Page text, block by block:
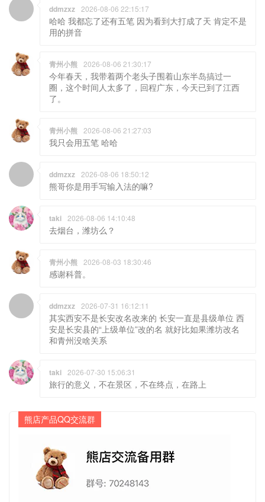
ddmzxz 2026-08-06 22:15:17
哈哈 我都忘了还有五笔 因为看到大打成了天 肯定不是
用的拼音
青州小熊 2026-08-06 21:30:17
今年春天，我带着两个老头子围着山东半岛搞过一
圈，这个时间人太多了，回程广东，今天已到了江西
了。
青州小熊 2026-08-06 21:27:03
我只会用五笔 哈哈
ddmzxz 2026-08-06 18:50:12
熊哥你是用手写输入法的嘛?
taki 2026-08-06 14:10:48
去烟台，潍坊么？
青州小熊 2026-08-03 18:30:46
感谢科普。
ddmzxz 2026-07-31 16:12:11
其实西安不是长安改名改来的 长安一直是县级单位 西
安是长安县的“上级单位”改的名 就好比如果潍坊改名
和青州没啥关系
taki 2026-07-30 15:06:31
旅行的意义，不在景区，不在终点，在路上
熊店产品QQ交流群